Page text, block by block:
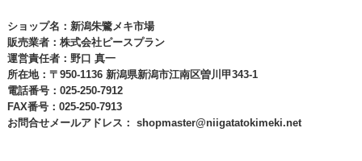
ショップ名：新潟朱鷺メキ市場
販売業者：株式会社ピースプラン
運営責任者：野口 真一
所在地：〒950-1136 新潟県新潟市江南区曽川甲343-1
電話番号：025-250-7912
FAX番号：025-250-7913
お問合せメールアドレス： shopmaster@niigatatokimeki.net